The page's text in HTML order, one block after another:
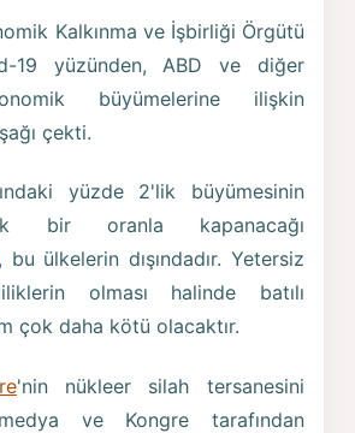
Kalkınma ve İşbirliği Örgütü
19 yüzünden, ABD ve diğer
büyümelerine ilişkin
çekti.
yüzde 2'lik büyümesinin
bir oranla kapanacağı
, bu ülkelerin dışındadır. Yetersiz
olması halinde batılı
çok daha kötü olacaktır.
'nin nükleer silah tersanesini
ve Kongre tarafından